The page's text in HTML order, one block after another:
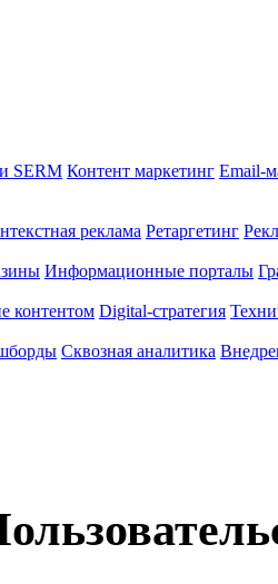
SERM Контент маркетинг Email-
реклама Ретаргетинг
Информационные порталы
контентом Digital-стратегия
Сквозная аналитика